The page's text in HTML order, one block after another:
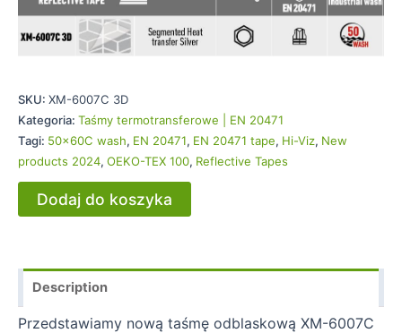
SKU: XM-6007C 3D
Kategoria: Taśmy termotransferowe | EN 20471
Tagi: 50x60C wash, EN 20471, EN 20471 tape, Hi-Viz, New
products 2024, OEKO-TEX 100, Reflective Tapes
Dodaj do koszyka
Description
Przedstawiamy nową taśmę odblaskową XM-6007C